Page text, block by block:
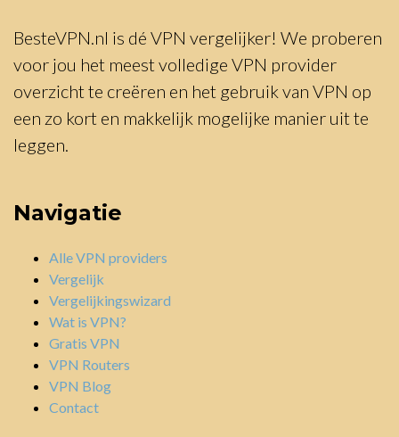
BesteVPN.nl is dé VPN vergelijker! We proberen
voor jou het meest volledige VPN provider
overzicht te creëren en het gebruik van VPN op
een zo kort en makkelijk mogelijke manier uit te
leggen.
Navigatie
Alle VPN providers
Vergelijk
Vergelijkingswizard
Wat is VPN?
Gratis VPN
VPN Routers
VPN Blog
Contact